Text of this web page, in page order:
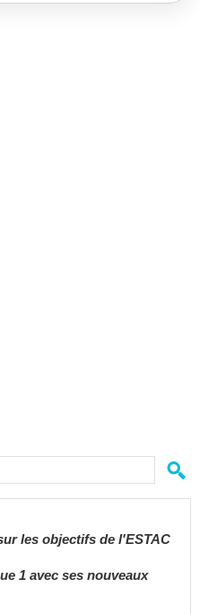
les objectifs de l'ESTAC
1 avec ses nouveaux